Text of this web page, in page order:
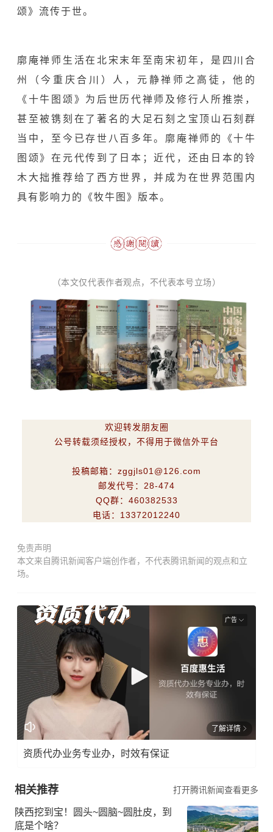
颂》流传于世。
廓庵禅师生活在北宋末年至南宋初年，是四川合
州（今重庆合川）人，元静禅师之高徒，他的
《十牛图颂》为后世历代禅师及修行人所推崇，
甚至被镌刻在了著名的大足石刻之宝顶山石刻群
当中，至今已存世八百多年。廓庵禅师的《十牛
图颂》在元代传到了日本；近代，还由日本的铃
木大拙推荐给了西方世界，并成为在世界范围内
具有影响力的《牧牛图》版本。
（本文仅代表作者观点，不代表本号立场）
欢迎转发朋友圈
公号转载须经授权，不得用于微信外平台
投稿邮箱：zggjls01@126.com
邮发代号：28-474
QQ群：460382533
电话：13372012240
免责声明
本文来自腾讯新闻客户端创作者，不代表腾讯新闻的观点和立
场。
广告
了解详情
资质代办业务专业办，时效有保证
相关推荐 打开腾讯新闻查看更多
陕西挖到宝！圆头~圆脑~圆肚皮，到
底是个啥？